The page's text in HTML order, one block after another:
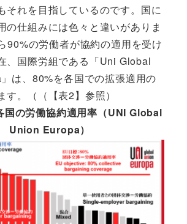
それを目指しているのです。国に
の仕組みには色々と違いがありま
90%の労働者が協約の適用を受け
、国際労組である「Uni Global
は、80%を各国での拡張適用の
す。（（【表2】参照）
国の労働協約適用率（UNI Global
Union Europa）